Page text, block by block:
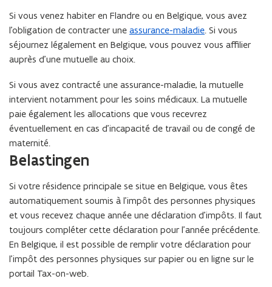
n
B
e
l
i
q
u
e
e
n
B
e
g
i
q
u
e
e
f
e
n
r
e
v
r
i
d
a
n
s
n
o
u
v
e
l
Si vous venez habiter en Flandre ou en Belgique, vous avez
l’obligation de contracter une assurance-maladie. Si vous
séjournez légalement en Belgique, vous pouvez vous affilier
auprès d’une mutuelle au choix.
Si vous avez contracté une assurance-maladie, la mutuelle
intervient notamment pour les soins médicaux. La mutuelle
paie également les allocations que vous recevrez
éventuellement en cas d’incapacité de travail ou de congé de
maternité.
Belastingen
Si votre résidence principale se situe en Belgique, vous êtes
automatiquement soumis à l’impôt des personnes physiques
et vous recevez chaque année une déclaration d’impôts. Il faut
toujours compléter cette déclaration pour l’année précédente.
En Belgique, il est possible de remplir votre déclaration pour
l’impôt des personnes physiques sur papier ou en ligne sur le
portail Tax-on-web.